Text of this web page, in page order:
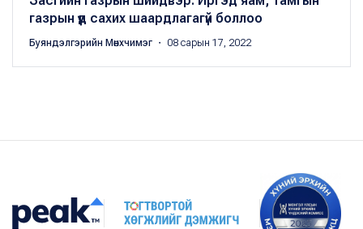
газрын үүд сахих шаардлагагүй боллоо
Буяндэлгэрийн Мөнхчимэг ・ 08 сарын 17, 2022